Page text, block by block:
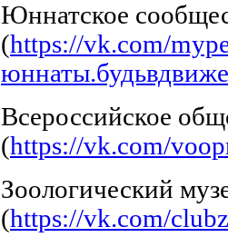
Юннатское
(https://vk.com/
Всероссийское
(https://vk.com/
Зоологический
(https://vk.com/